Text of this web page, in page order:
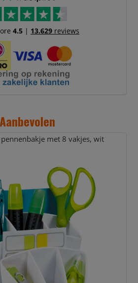
4.5| 13.629reviews
Aanbevolen
pennenbakje met 8 vakjes, wit